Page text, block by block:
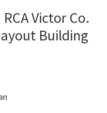
Victor Co.
Building